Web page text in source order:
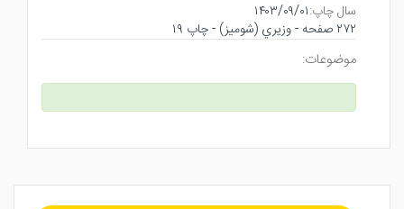
سال چاپ:۱۴۰۳/۰۹/۰۱
۲۷۲ صفحه - وزيري (شوميز) - چاپ ۱۹
موضوعات: